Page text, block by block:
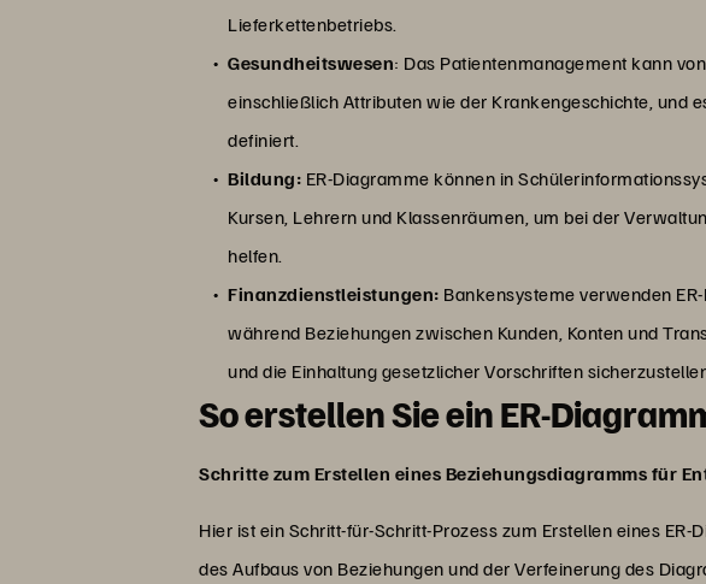
Lieferkettenbetriebs.
Gesundheitswesen: Das Patientenmanagement kann
einschließlich Attributen wie der Krankengeschichte, und
definiert.
Bildung: ER-Diagramme können in
Kursen, Lehrern und Klassenräumen, um bei der
helfen.
Finanzdienstleistungen: Bankensysteme verwenden
während Beziehungen zwischen Kunden, Konten und
und die Einhaltung gesetzlicher Vorschriften
So erstellen Sie ein ER-
Schritte zum Erstellen eines Beziehungsdiagramms für
Hier ist ein Schritt-für-Schritt-Prozess zum Erstellen eines
des Aufbaus von Beziehungen und der Verfeinerung des